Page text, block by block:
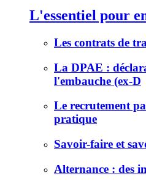
L'essentiel pour
Les contrats de
La DPAE :
l'embauche (ex-D
Le recrutement
pratique
Savoir-faire et
Alternance : des